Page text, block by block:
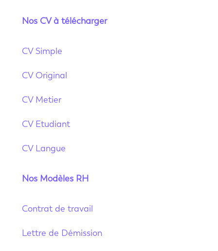
Nos CV à télécharger
CV Simple
CV Original
CV Metier
CV Etudiant
CV Langue
Nos Modèles RH
Contrat de travail
Lettre de Démission